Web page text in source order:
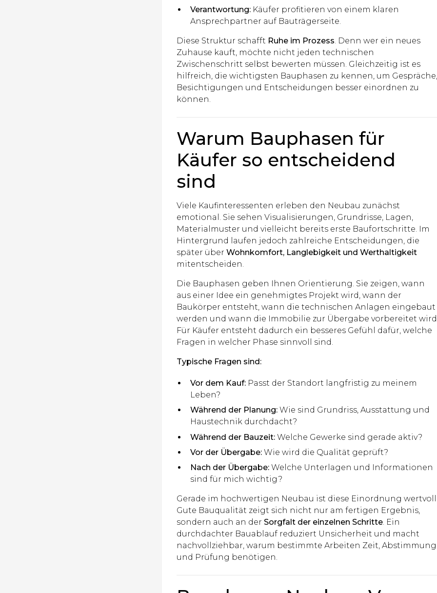
Verantwortung: Käufer profitieren von einem klaren
Ansprechpartner auf Bauträgerseite.
Diese Struktur schafft Ruhe im Prozess. Denn wer ein neues
Zuhause kauft, möchte nicht jeden technischen
Zwischenschritt selbst bewerten müssen. Gleichzeitig ist es
hilfreich, die wichtigsten Bauphasen zu kennen, um
Besichtigungen und Entscheidungen besser einordnen zu
können.
Warum Bauphasen für
Käufer so entscheidend
sind
Viele Kaufinteressenten erleben den Neubau zunächst
emotional. Sie sehen Visualisierungen, Grundrisse, Lagen,
Materialmuster und vielleicht bereits erste Baufortschritte. Im
Hintergrund laufen jedoch zahlreiche Entscheidungen, die
später überWohnkomfort, Langlebigkeit und Werthaltigkeit
mitentscheiden.
Die Bauphasen geben Ihnen Orientierung. Sie zeigen, wann
aus einer Idee ein genehmigtes Projekt wird, wann der
Baukörper entsteht, wann die technischen Anlagen eingebaut
werden und wann die Immobilie zur Übergabe vorbereitet
Für Käufer entsteht dadurch ein besseres Gefühl dafür, welche
Fragen in welcher Phase sinnvoll sind.
Typische Fragen sind:
Vor dem Kauf: Passt der Standort langfristig zu meinem
Leben?
Während der Planung: Wie sind Grundriss, Ausstattung und
Haustechnik durchdacht?
Während der Bauzeit: Welche Gewerke sind gerade aktiv?
Vor der Übergabe: Wie wird die Qualität geprüft?
Nach der Übergabe: Welche Unterlagen und Informationen
sind für mich wichtig?
Gerade im hochwertigen Neubau ist diese Einordnung
Gute Bauqualität zeigt sich nicht nur am fertigen Ergebnis,
sondern auch an derSorgfalt der einzelnen Schritte. Ein
durchdachter Bauablauf reduziert Unsicherheit und macht
nachvollziehbar, warum bestimmte Arbeiten Zeit, Abstimmung
und Prüfung benötigen.